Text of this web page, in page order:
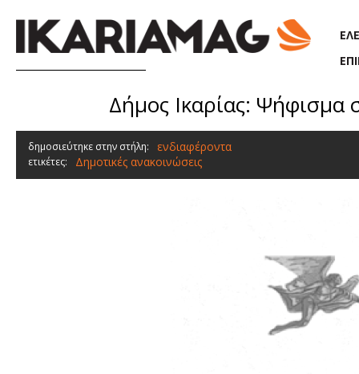
Δήμος Ικαρίας:
δημοσιεύτηκε στην στήλη: ενδιαφέροντα
ετικέτες: Δημοτικές ανακοινώσεις